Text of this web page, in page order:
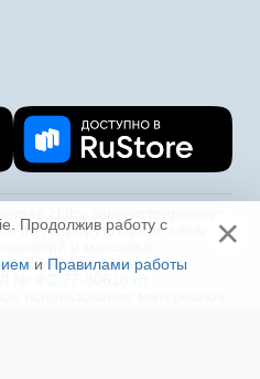
по надзору в сфере связи,
и массовых
Выписка из реестра
№ ФС 77-80618 от
Продолжив работу с
и Правилами работы
×